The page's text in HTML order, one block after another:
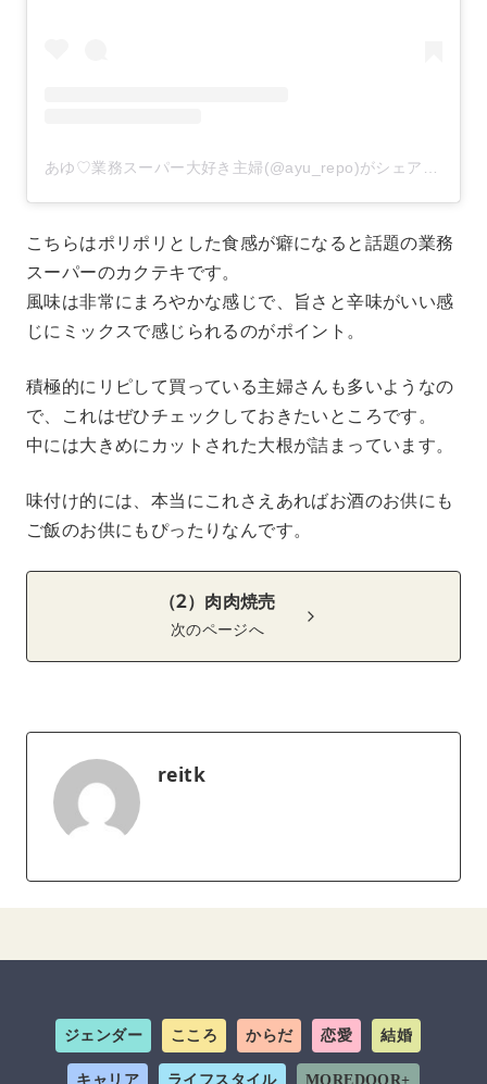
あゆ♡業務スーパー大好き主婦(@ayu_repo)がシェアした投稿
こちらはポリポリとした食感が癖になると話題の業務
スーパーのカクテキです。
風味は非常にまろやかな感じで、旨さと辛味がいい感
じにミックスで感じられるのがポイント。
積極的にリピして買っている主婦さんも多いようなの
で、これはぜひチェックしておきたいところです。
中には大きめにカットされた大根が詰まっています。
味付け的には、本当にこれさえあればお酒のお供にも
ご飯のお供にもぴったりなんです。
（2）肉肉焼売
次のページへ
reitk
ジェンダー こころ からだ 恋愛 結婚
キャリア ライフスタイル MOREDOOR+